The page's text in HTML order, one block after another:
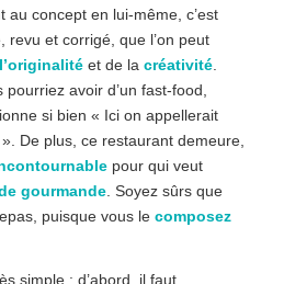
au concept en lui-même, c’est
revu et corrigé, que l’on peut
l’originalitéet de la créativité.
pourriez avoir d’un fast-food,
si bien « Ici on appellerait
». De plus, ce restaurant demeure,
pour qui veut
gourmande. Soyez sûrs que
puisque vous le composez
simple : d’abord, il faut